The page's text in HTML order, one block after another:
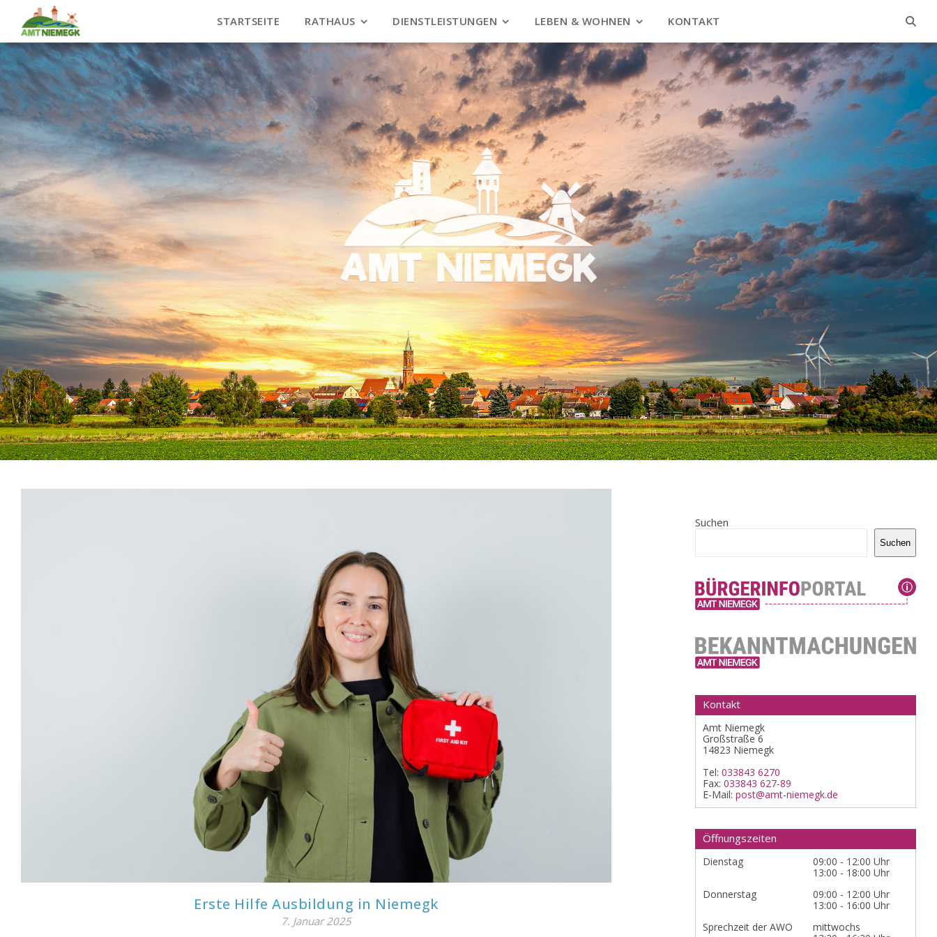
STARTSEITE RATHAUS DIENSTLEISTUNGEN LEBEN & WOHNEN KONTAKT
Erste Hilfe Ausbildung in Niemegk
7. Januar 2025
Suchen
Suchen
Kontakt
Amt Niemegk
Großstraße 6
14823 Niemegk
Tel: 033843 6270
Fax: 033843 627-89
E-Mail: post@amt-niemegk.de
Öffnungszeiten
Dienstag
09:00 - 12:00 Uhr
13:00 - 18:00 Uhr
Donnerstag
09:00 - 12:00 Uhr
13:00 - 16:00 Uhr
Sprechzeit der AWO
mittwochs